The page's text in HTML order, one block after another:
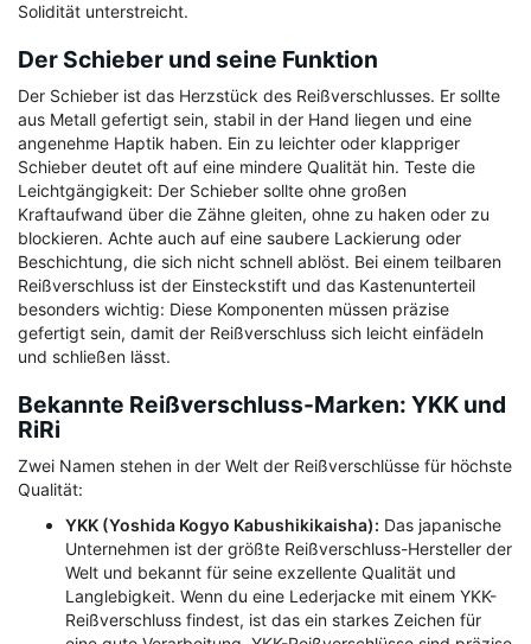
Solidität unterstreicht.
Der Schieber und seine Funktion
Der Schieber ist das Herzstück des Reißverschlusses. Er sollte
aus Metall gefertigt sein, stabil in der Hand liegen und eine
angenehme Haptik haben. Ein zu leichter oder klappriger
Schieber deutet oft auf eine mindere Qualität hin. Teste die
Leichtgängigkeit: Der Schieber sollte ohne großen
Kraftaufwand über die Zähne gleiten, ohne zu haken oder zu
blockieren. Achte auch auf eine saubere Lackierung oder
Beschichtung, die sich nicht schnell ablöst. Bei einem teilbaren
Reißverschluss ist der Einsteckstift und das Kastenunterteil
besonders wichtig: Diese Komponenten müssen präzise
gefertigt sein, damit der Reißverschluss sich leicht einfädeln
und schließen lässt.
Bekannte Reißverschluss-Marken: YKK und
RiRi
Zwei Namen stehen in der Welt der Reißverschlüsse für höchste
Qualität:
YKK (Yoshida Kogyo Kabushikikaisha): Das japanische
Unternehmen ist der größte Reißverschluss-Hersteller der
Welt und bekannt für seine exzellente Qualität und
Langlebigkeit. Wenn du eine Lederjacke mit einem YKK-
Reißverschluss findest, ist das ein starkes Zeichen für